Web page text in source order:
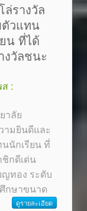
ล่รางวัล
วแทน
น ที่ได้
งวัลชนะ
:
าลัย
ามยินดีและ
นักเรียน ที่
ชิกดีเด่น
ญทอง ระดับ
กษาขนาด
ดูรายละเอียด